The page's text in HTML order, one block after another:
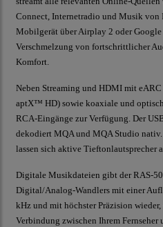
Connect, Internetradio und Musik von
Mobilgerät über Airplay 2 oder
Verschmelzung von fortschrittlicher
Komfort.
Neben Streaming und HDMI mit
aptX™ HD) sowie koaxiale und
RCA-Eingänge zur Verfügung. Der
dekodiert MQA und MQA Studio
lassen sich aktive Tieftonlautsprecher
Digitale Musikdateien gibt der RAS-
Digital/Analog-Wandlers mit einer
kHz und mit höchster Präzision
Verbindung zwischen Ihrem Fernseher